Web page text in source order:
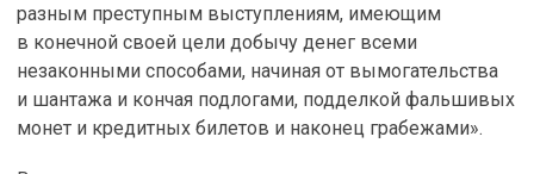
разным преступным выступлениям, имеющим
в конечной своей цели добычу денег всеми
незаконными способами, начиная от вымогательства
и шантажа и кончая подлогами, подделкой фальшивых
монет и кредитных билетов и наконец грабежами».